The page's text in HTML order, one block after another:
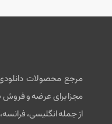
مرجع محصولات
مجزا برای عرضه و
از جمله انگلیسی،